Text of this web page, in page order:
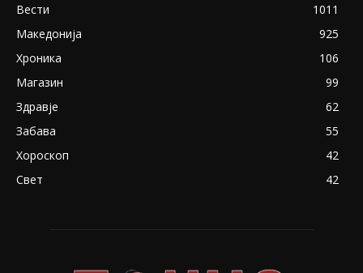
Вести
1011
Македонија
925
Хроника
106
Магазин
99
Здравје
62
Забава
55
Хороскоп
42
Свет
42